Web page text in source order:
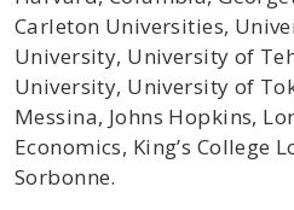
Carleton Universities,
University, University of
University, University of
Messina, Johns Hopkins,
Economics, King’s College
Sorbonne.